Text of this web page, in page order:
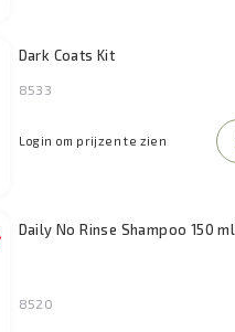
Dark Coats Kit
8533
Login om prijzen te zien
Daily No Rinse Shampoo 150 ml
8520